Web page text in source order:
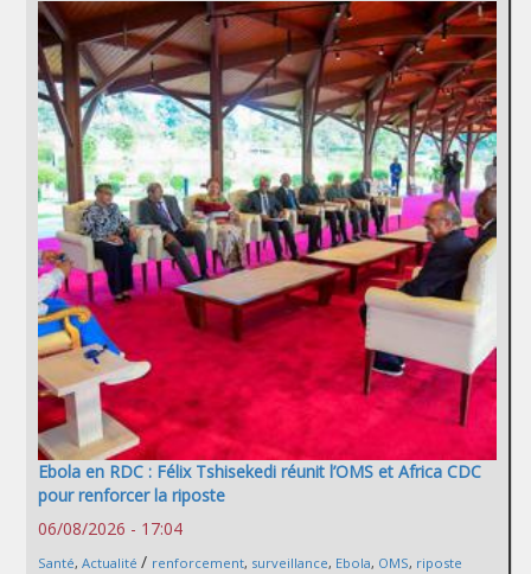
Ebola en RDC : Félix Tshisekedi réunit l’OMS et Africa CDC
pour renforcer la riposte
06/08/2026 - 17:04
Santé, Actualité / renforcement, surveillance, Ebola, OMS, riposte